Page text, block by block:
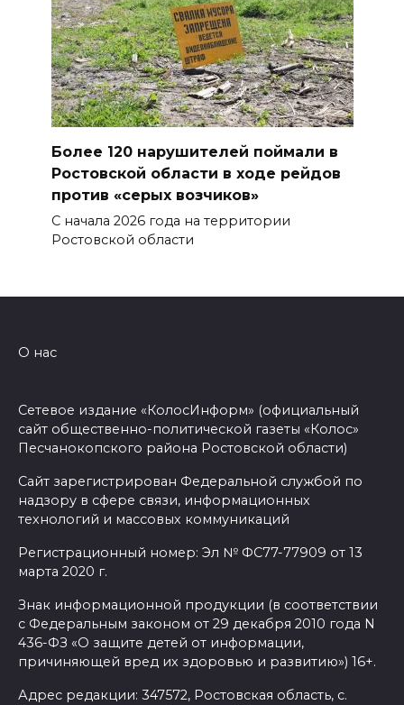
Более 120 нарушителей поймали в
Ростовской области в ходе рейдов
против «серых возчиков»
С начала 2026 года на территории
Ростовской области
О нас
Сетевое издание «КолосИнформ» (официальный
сайт общественно-политической газеты «Колос»
Песчанокопского района Ростовской области)
Сайт зарегистрирован Федеральной службой по
надзору в сфере связи, информационных
технологий и массовых коммуникаций
Регистрационный номер: Эл № ФС77-77909 от 13
марта 2020 г.
Знак информационной продукции (в соответствии
с Федеральным законом от 29 декабря 2010 года N
436-ФЗ «О защите детей от информации,
причиняющей вред их здоровью и развитию») 16+.
Адрес редакции: 347572, Ростовская область, с.